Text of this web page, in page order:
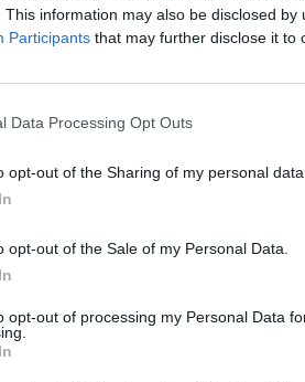
This information may also be disclosed
Participants that may further disclose it to
Data Processing Opt Outs
opt-out of the Sharing of my personal data.
opt-out of the Sale of my Personal Data.
opt-out of processing my Personal Data
är byggda i New England-stil.